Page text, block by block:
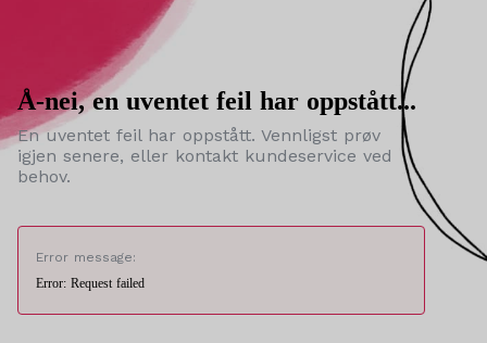
Å-nei, en uventet feil har oppstått...
En uventet feil har oppstått. Vennligst prøv
igjen senere, eller kontakt kundeservice ved
behov.
Error message:
Error: Request failed